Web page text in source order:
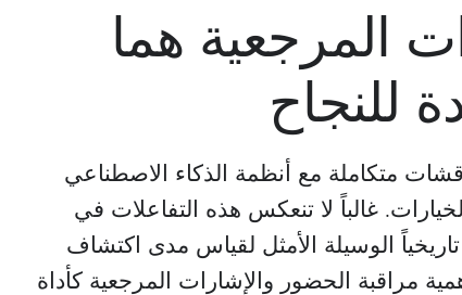
المرجعية هما
للنجاح
متكاملة مع أنظمة الذكاء الاصطناعي
غالباً لا تنعكس هذه التفاعلات في
تاريخياً الوسيلة الأمثل لقياس مدى اكتشاف
مراقبة الحضور والإشارات المرجعية كأداة